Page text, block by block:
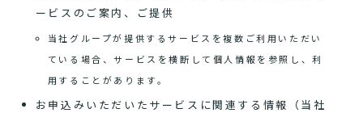
ービスのご案内、ご提供
当社グループが提供するサービスを複数ご利用いただい
ている場合、サービスを横断して個人情報を参照し、利
用することがあります。
お申込みいただいたサービスに関連する情報（当社